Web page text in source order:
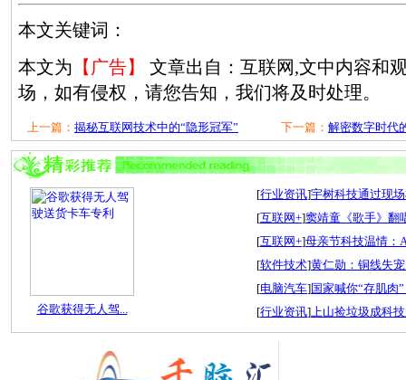
本文关键词：
本文为 【广告】
文章出自：互联网,文中内容和
场，如有侵权，请您告知，我们将及时处理。
上一篇： 揭秘互联网技术中的“隐形冠军” 下一篇： 解密数字时代
谷歌获得无人驾...
[行业资讯]宇树科技通过现
[互联网+]窦靖童《歌手》翻
[互联网+]母亲节科技温情：
[软件技术]黄仁勋：铜线失
[电脑汽车]国家喊你“存肌肉
[行业资讯]上山捡垃圾成科